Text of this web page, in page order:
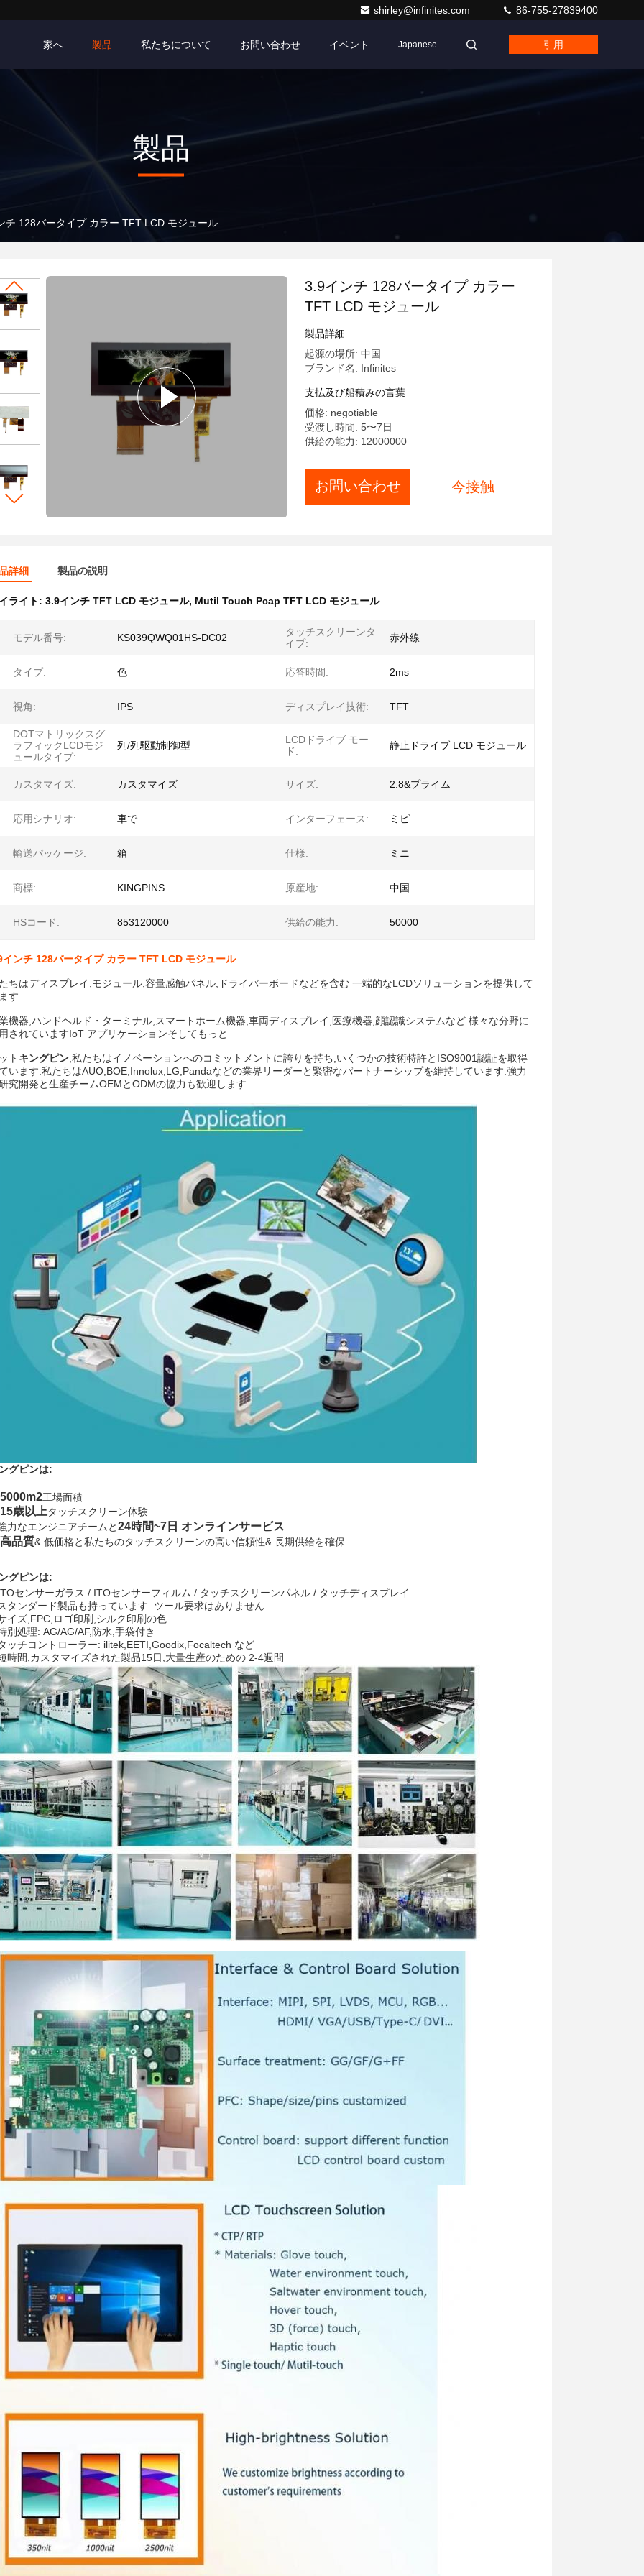
shirley@infinites.com 86-755-27839400
家へ 製品 私たちについて お問い合わせ イベント Japanese 引用
製品
チ 128バータイプ カラー TFT LCD モジュール
3.9インチ 128バータイプ カラー
TFT LCD モジュール
製品詳細
起源の場所: 中国
ブランド名: Infinites
支払及び船積みの言葉
価格: negotiable
受渡し時間: 5〜7日
供給の能力: 12000000
お問い合わせ 今接触
詳細 製品の説明
ライト: 3.9インチ TFT LCD モジュール, Mutil Touch Pcap TFT LCD モジュール
モデル番号: KS039QWQ01HS-DC02
タッチスクリーンタ
イプ:
赤外線
タイプ: 色 応答時間: 2ms
視角: IPS ディスプレイ技術: TFT
DOTマトリックスグ
ラフィックLCDモジ
ュールタイプ:
列/列駆動制御型
LCDドライブ モー
ド:
静止ドライブ LCD モジュール
カスタマイズ: カスタマイズ サイズ: 2.8&プライム
応用シナリオ: 車で インターフェース: ミピ
輸送パッケージ: 箱 仕様: ミニ
商標: KINGPINS 原産地: 中国
HSコード: 853120000 供給の能力: 50000
インチ 128バータイプ カラー TFT LCD モジュール
ちはディスプレイ,モジュール,容量感触パネル,ドライバーボードなどを含む 一端的なLCDソリューションを提供して
す
機器,ハンドヘルド・ターミナル,スマートホーム機器,車両ディスプレイ,医療機器,顔認識システムなど 様々な分野に
されていますIoT アプリケーションそしてもっと
ト キングピン ,私たちはイノベーションへのコミットメントに誇りを持ち,いくつかの技術特許とISO9001認証を取得
います.私たちはAUO,BOE,Innolux,LG,Pandaなどの業界リーダーと緊密なパートナーシップを維持しています.強力
究開発と生産チームOEMとODMの協力も歓迎します.
グピンは:
5000m2工場面積
15歳以上タッチスクリーン体験
力なエンジニアチームと24時間~7日 オンラインサービス
高品質& 低価格と私たちのタッチスクリーンの高い信頼性& 長期供給を確保
グピンは:
センサーガラス / ITOセンサーフィルム / タッチスクリーンパネル / タッチディスプレイ
タンダード製品も持っています. ツール要求はありません.
イズ,FPC,ロゴ印刷,シルク印刷の色
別処理: AG/AG/AF,防水,手袋付き
ッチコントローラー: ilitek,EETI,Goodix,Focaltech など
時間,カスタマイズされた製品15日,大量生産のための 2-4週間